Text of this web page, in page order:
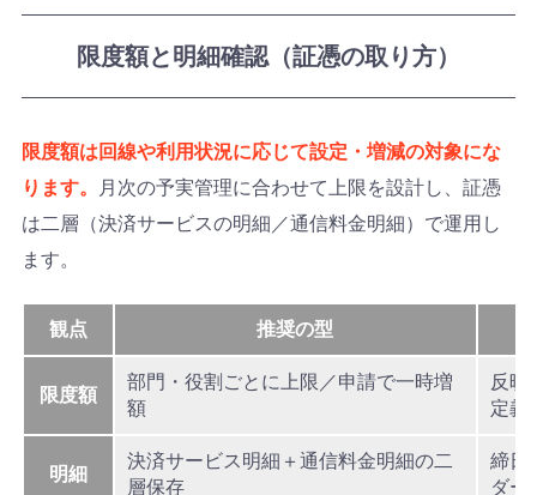
限度額と明細確認（証憑の取り方）
限度額は回線や利用状況に応じて設定・増減の対象にな
ります。
月次の予実管理に合わせて上限を設計し、証憑
は二層（決済サービスの明細／通信料金明細）で運用し
ます。
観点 推奨の型
限度額
部門・役割ごとに上限／申請で一時増
額
反映
定義
明細
決済サービス明細＋通信料金明細の二
層保存
締日
ダー